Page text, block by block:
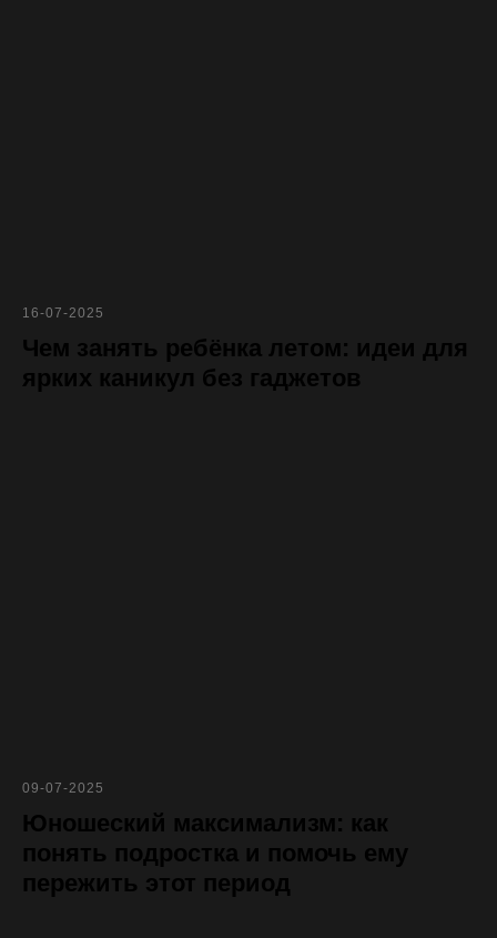
16-07-2025
Чем занять ребёнка летом: идеи для
ярких каникул без гаджетов
09-07-2025
Юношеский максимализм: как
понять подростка и помочь ему
пережить этот период